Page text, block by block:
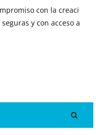
con la creaci
y con acceso a